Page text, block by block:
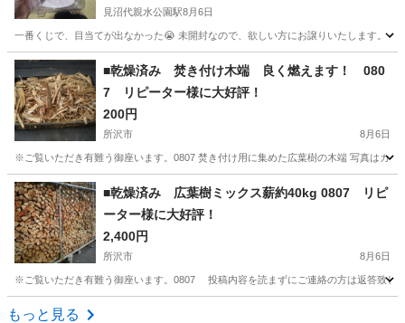
見沼代親水公園駅8月6日
一番くじで、目当てが出なかった😭 未開封なので、欲しい方にお譲りいたします。 気
埼玉 草加市 見沼代親水公園駅 その他
■乾燥済み 焚き付け木端 良く燃えます！ 080
7 リピーター様に大好評！
200円
所沢市 8月6日
※ご覧いただき有難う御座います。0807 焚き付け用に集めた広葉樹の木端 写真はカ
埼玉 所沢市 その他
■乾燥済み 広葉樹ミックス薪約40kg 0807 リピ
ーター様に大好評！
2,400円
所沢市 8月6日
※ご覧いただき有難う御座います。0807 投稿内容を読まずにご連絡の方は返答致
埼玉 所沢市
もっと見る